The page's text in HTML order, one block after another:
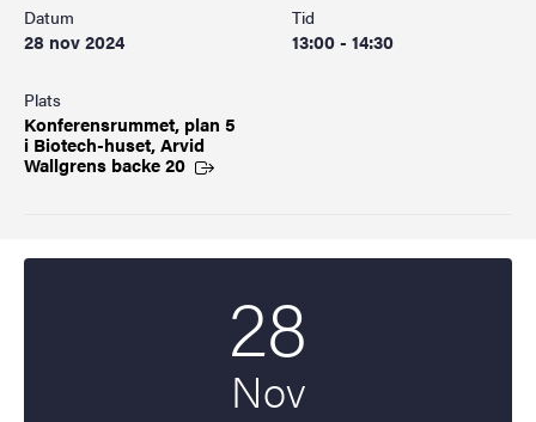
Datum
28 nov 2024
Tid
13:00 - 14:30
Plats
Konferensrummet, plan 5
i Biotech-huset, Arvid
Wallgrens backe 20
28
Nov